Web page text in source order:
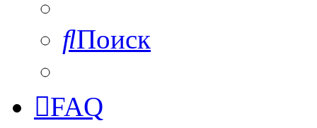
Поиск
FAQ